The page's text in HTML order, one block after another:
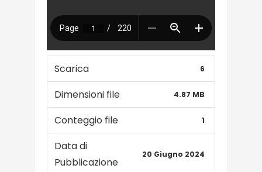
Scarica 6
Dimensioni file 4.87 MB
Conteggio file 1
Data di
Pubblicazione
20 Giugno 2024